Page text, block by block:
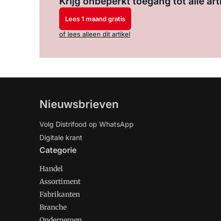
Lees 1 maand gratis
of lees alleen dit artikel
Nieuwsbrieven
Volg Distrifood op WhatsApp
Digitale krant
Categorie
Handel
Assortiment
Fabrikanten
Branche